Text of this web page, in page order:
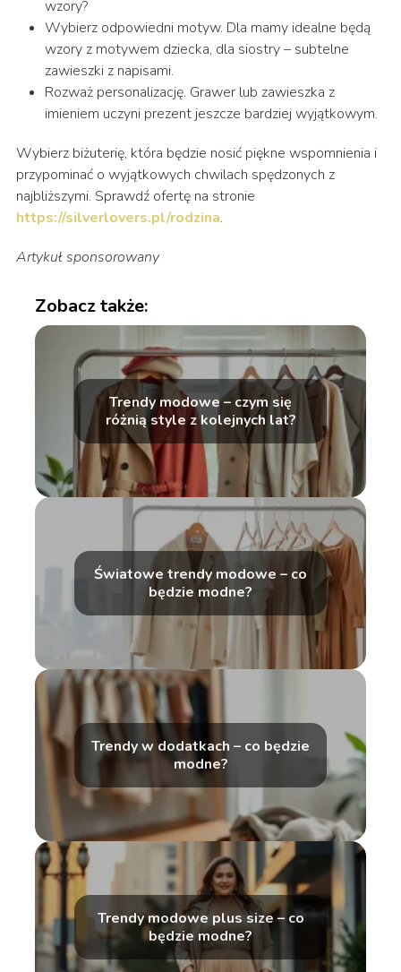
wzory?
Wybierz odpowiedni motyw. Dla mamy idealne będą
wzory z motywem dziecka, dla siostry – subtelne
zawieszki z napisami.
Rozważ personalizację. Grawer lub zawieszka z
imieniem uczyni prezent jeszcze bardziej wyjątkowym.
Wybierz biżuterię, która będzie nosić piękne wspomnienia i
przypominać o wyjątkowych chwilach spędzonych z
najbliższymi. Sprawdź ofertę na stronie
https://silverlovers.pl/rodzina.
Artykuł sponsorowany
Zobacz także:
Trendy modowe – czym się
różnią style z kolejnych lat?
Światowe trendy modowe – co
będzie modne?
Trendy w dodatkach – co będzie
modne?
Trendy modowe plus size – co
będzie modne?